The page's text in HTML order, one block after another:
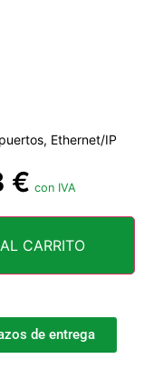
Ethernet/IP
€ con IVA
CARRITO
de entrega